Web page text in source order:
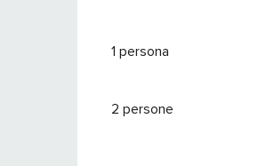
1 persona
2 persone